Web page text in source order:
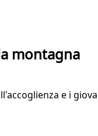
montagna
e i